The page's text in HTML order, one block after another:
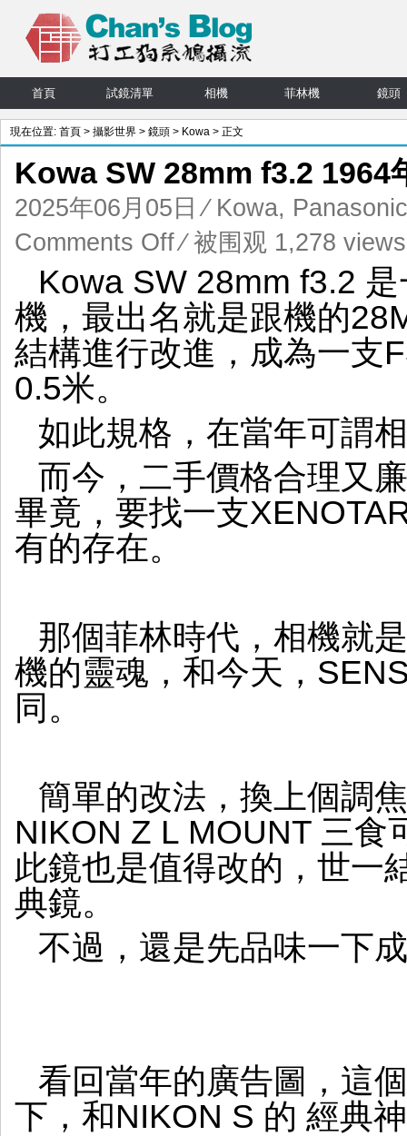
首頁 試鏡清單 相機 菲林機 鏡頭
現在位置: 首頁 > 攝影世界 > 鏡頭 > Kowa > 正文
Kowa SW 28mm f3.2 1964
2025年06月05日 ⁄ Kowa,
Comments Offon
Kowa
SW
28mm
f3.2
1964
年
⁄ 被围观 1,278
Kowa SW 28mm f3.2
機，最出名就是跟機的
結構進行改進，成為一支
0.5米。
如此規格，在當年可謂
而今，二手價格合理又
畢竟，要找一支
有的存在。
那個菲林時代，相機就
機的靈魂，和今天，
同。
簡單的改法，換上個調
NIKON Z L MOUNT 三食
此鏡也是值得改的，世一
典鏡。
不過，還是先品味一下
看回當年的廣告圖，這
下，和NIKON S 的 經典